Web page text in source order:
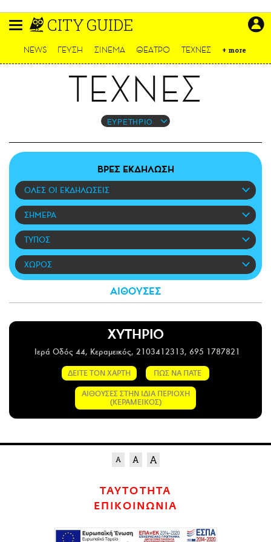
περιεχόμενο
CITY GUIDE
LIFO SHOP
NEWSLETTER
ΜΙΚΡΟΠΡΑΓΜΑΤΑ
THE GOOD LIFO
LIFOLAND
CITY GUIDE
ΕΙΔΗΣΕΙΣ
CULTURE
ΑΠΟΨΕΙΣ
ΤΡΟΠΟΣ ΖΩΗΣ
NEWS ΓΕΥΣΗ ΣΙΝΕΜΑ ΘΕΑΤΡΟ ΤΕΧΝΕΣ + more
ΤΕΧΝΕΣ
ΕΥΡΕΤΗΡΙΟ
ΒΡΕΣ ΕΚΔΗΛΩΣΗ
ΟΛΕΣ ΟΙ ΕΚΔΗΛΩΣΕΙΣ
ΣΗΜΕΡΑ
ΤΥΠΟΣ
ΧΩΡΟΣ
ΑΙΘΟΥΣΕΣ
ΧΥΤΗΡΙΟ
Ιερά Οδός 44, Κεραμεικός, 2103412313, 695 1787821
ΔΕΙΤΕ ΤΟΝ ΧΑΡΤΗ ΠΩΣ ΝΑ ΠΑΤΕ
ΑΙΘΟΥΣΕΣ ΣΤΗΝ ΙΔΙΑ ΠΕΡΙΟΧΗ
(ΚΕΡΑΜΕΙΚΟΣ)
ΤΑΥΤΟΤΗΤΑ
ΕΠΙΚΟΙΝΩΝΙΑ